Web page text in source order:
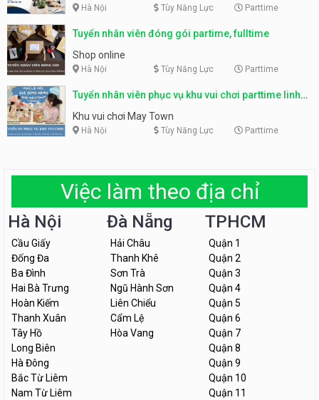
Hà Nội Tùy Năng Lực Parttime
Tuyển nhân viên đóng gói partime, fulltime
Shop online
Hà Nội Tùy Năng Lực Parttime
Tuyển nhân viên phục vụ khu vui chơi parttime linh
động
Khu vui chơi May Town
Hà Nội Tùy Năng Lực Parttime
Việc làm theo địa chỉ
Hà Nội
Cầu Giấy
Đống Đa
Ba Đình
Hai Bà Trưng
Hoàn Kiếm
Thanh Xuân
Tây Hồ
Long Biên
Hà Đông
Bắc Từ Liêm
Nam Từ Liêm
Đà Nẵng
Hải Châu
Thanh Khê
Sơn Trà
Ngũ Hành Sơn
Liên Chiểu
Cẩm Lệ
Hòa Vang
TPHCM
Quận 1
Quận 2
Quận 3
Quận 4
Quận 5
Quận 6
Quận 7
Quận 8
Quận 9
Quận 10
Quận 11